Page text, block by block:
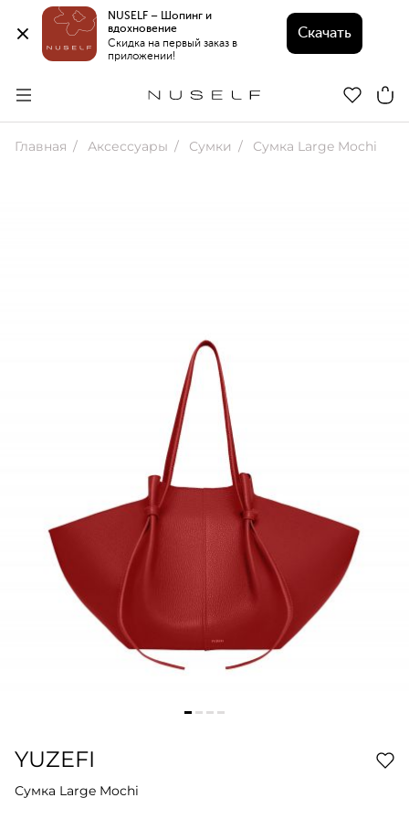
NUSELF – Шопинг и
вдохновение
Скидка на первый заказ в
приложении!
Скачать
Главная Аксессуары Сумки Сумка Large Mochi
YUZEFI
Сумка Large Mochi